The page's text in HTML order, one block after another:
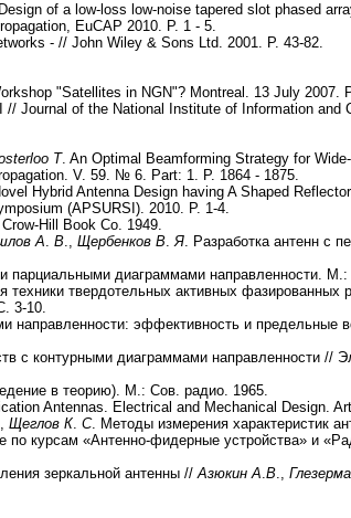
Design of a low-loss low-noise tapered slot phased
EuCAP 2010. P. 1 - 5.
- // John Wiley & Sons Ltd. 2001. P. 43-82.
"Satellites in NGN"? Montreal. 13 July 2007.
Journal of the National Institute of Information and
T. An Optimal Beamforming Strategy for
V. 59. № 6. Part: 1. P. 1864 - 1875.
Hybrid Antenna Design having A Shaped
(APSURSI). 2010. P. 1-4.
Hill Book Co. 1949.
А. В., Щербенков В.Я. Разработка антенн с
парциальными диаграммами направленности. М.:
техники твердотельных активных фазированных
3-10.
направленности: эффективность и предельные
с контурными диаграммами направленности //
в теорию). М.: Сов. радио. 1965.
Antennas. Electrical and Mechanical Design.
Щеглов К. С. Методы измерения характеристик
курсам «Антенно-фидерные устройства» и
зеркальной антенны //Азюкин А.В.,